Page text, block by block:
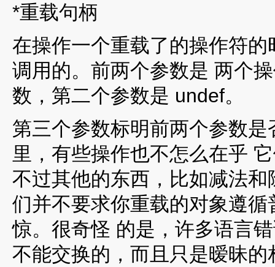
*重载句柄
在操作一个重载了的操作符
调用的。前两个参数是 两个
数，第二个参数是 undef。
第三个参数标明前两个参数
里，有些操作也不怎么在乎
不过其他的东西，比如减法
们并不要求你重载的对象遵
惊。很奇怪 的是，许多语言
不能交换的，而且只是暧昧